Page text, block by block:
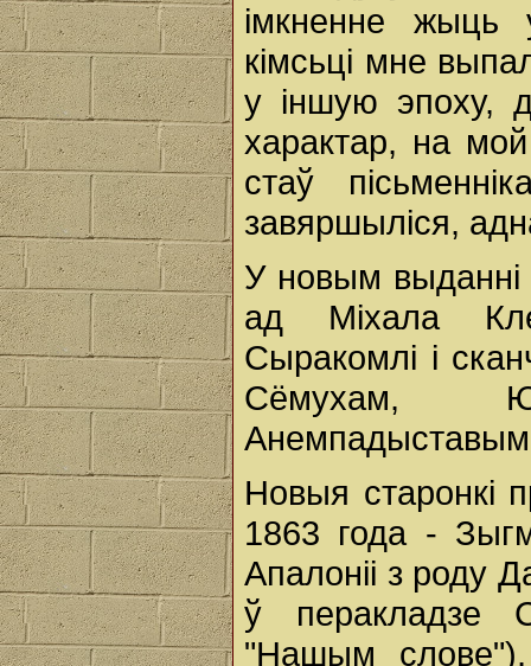
імкненне
кімсьці мне
у іншую эпоху,
характар, на
стаў
завяршыліся,
У новым выданні
ад Міхала
Сыракомлі і
Сёмухам,
Новыя старонкі
1863 года -
Апалоніі з роду
ў перакладзе
"Нашым слове"),